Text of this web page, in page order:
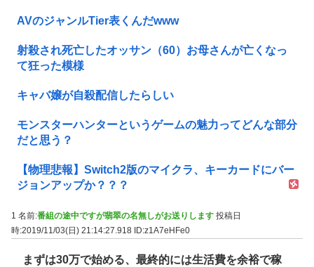
AVのジャンルTier表くんだwww
射殺され死亡したオッサン（60）お母さんが亡くなっ
て狂った模様
キャバ嬢が自殺配信したらしい
モンスターハンターというゲームの魅力ってどんな部分
だと思う？
【物理悲報】Switch2版のマイクラ、キーカードにバー
ジョンアップか？？？
1 名前:番組の途中ですが翡翠の名無しがお送りします 投稿日
時:2019/11/03(日) 21:14:27.918 ID:z1A7eHFe0
まずは30万で始める、最終的には生活費を余裕で稼